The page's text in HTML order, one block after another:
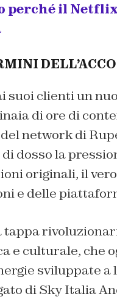
perché il
suoi clienti un
di ore di
network di
dosso la
originali, il
e delle
tappa
e culturale, che
sviluppate a
di Sky Italia